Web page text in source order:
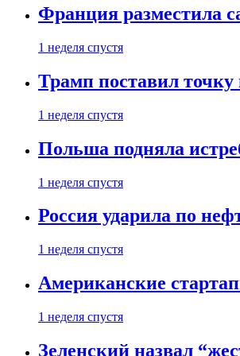
Франция разместила
1 неделя спустя
Трамп поставил
1 неделя спустя
Польша подняла
1 неделя спустя
Россия ударила по
1 неделя спустя
Американские
1 неделя спустя
Зеленский назвал